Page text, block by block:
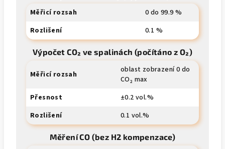
Měřicí rozsah
0 do 99.9 %
Rozlišení
0.1 %
Výpočet CO₂ ve spalinách (počítáno z O₂)
Měřicí rozsah
oblast zobrazení 0 do
CO₂ max
Přesnost
±0.2 vol.%
Rozlišení
0.1 vol.%
Měření CO (bez H2 kompenzace)